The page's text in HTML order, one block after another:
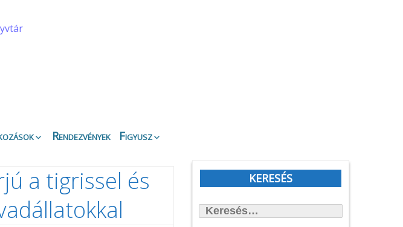
Rendezvények
Figyusz
BiblioTéma
Nyitott könyvek
KERESÉS
a tigrissel és